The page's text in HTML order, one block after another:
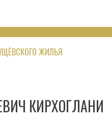
ЖИЛЬЯ
КИРХОГЛАНИ